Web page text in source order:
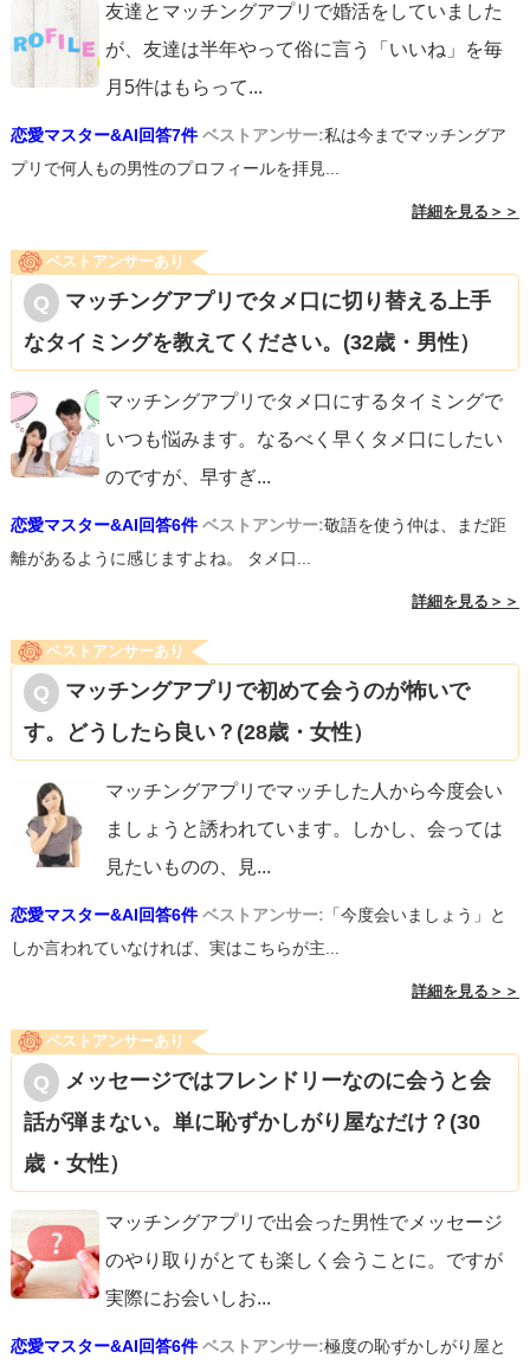
友達とマッチングアプリで婚活をしていました
が、友達は半年やって俗に言う「いいね」を毎
月5件はもらって...
恋愛マスター&AI回答7件 ベストアンサー:私は今までマッチングア
プリで何人もの男性のプロフィールを拝見...
詳細を見る＞＞
ベストアンサーあり
マッチングアプリでタメ口に切り替える上手
なタイミングを教えてください。(32歳・男性）
マッチングアプリでタメ口にするタイミングで
いつも悩みます。なるべく早くタメ口にしたい
のですが、早すぎ...
恋愛マスター&AI回答6件 ベストアンサー:敬語を使う仲は、まだ距
離があるように感じますよね。 タメ口...
詳細を見る＞＞
ベストアンサーあり
マッチングアプリで初めて会うのが怖いで
す。どうしたら良い？(28歳・女性）
マッチングアプリでマッチした人から今度会い
ましょうと誘われています。しかし、会っては
見たいものの、見...
恋愛マスター&AI回答6件 ベストアンサー: 「今度会いましょう」と
しか言われていなければ、実はこちらが主...
詳細を見る＞＞
ベストアンサーあり
メッセージではフレンドリーなのに会うと会
話が弾まない。単に恥ずかしがり屋なだけ？(30
歳・女性）
マッチングアプリで出会った男性でメッセージ
のやり取りがとても楽しく会うことに。ですが
実際にお会いしお...
恋愛マスター&AI回答6件 ベストアンサー:極度の恥ずかしがり屋と